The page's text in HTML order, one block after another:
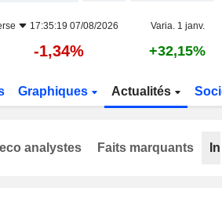
17:35:19 07/08/2026 Varia. 1 janv.
-1,34% +32,15%
Graphiques Actualités
analystes Faits marquants